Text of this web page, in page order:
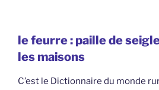
le feurre : paille de
les maisons
C’est le Dictionnaire du monde